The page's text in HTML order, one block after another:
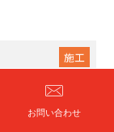
お問い合わせ
施工
232-3